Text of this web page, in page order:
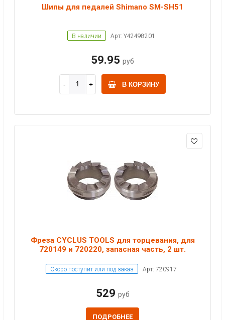
Шипы для педалей Shimano SM-SH51
В наличии Арт: Y42498201
59.95 руб
В КОРЗИНУ
Фреза CYCLUS TOOLS для торцевания, для
720149 и 720220, запасная часть, 2 шт.
Скоро поступит или под заказ Арт: 720917
529 руб
ПОДРОБНЕЕ